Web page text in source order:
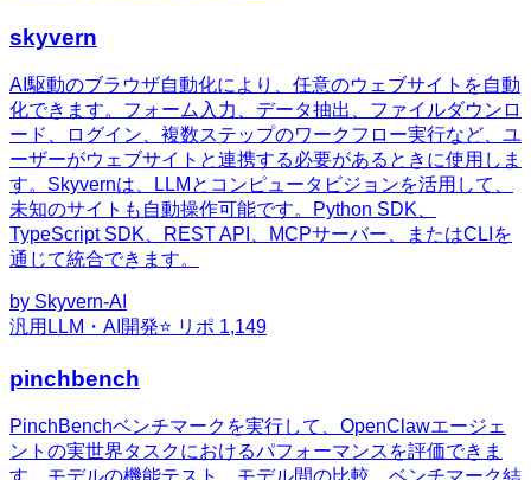
skyvern
AI駆動のブラウザ自動化により、任意のウェブサイトを自動
化できます。フォーム入力、データ抽出、ファイルダウンロ
ード、ログイン、複数ステップのワークフロー実行など、ユ
ーザーがウェブサイトと連携する必要があるときに使用しま
す。Skyvernは、LLMとコンピュータビジョンを活用して、
未知のサイトも自動操作可能です。Python SDK、
TypeScript SDK、REST API、MCPサーバー、またはCLIを
通じて統合できます。
by Skyvern-AI
汎用 LLM・AI開発⭐ リポ 1,149
pinchbench
PinchBenchベンチマークを実行して、OpenClawエージェ
ントの実世界タスクにおけるパフォーマンスを評価できま
す。モデルの機能テスト、モデル間の比較、ベンチマーク結